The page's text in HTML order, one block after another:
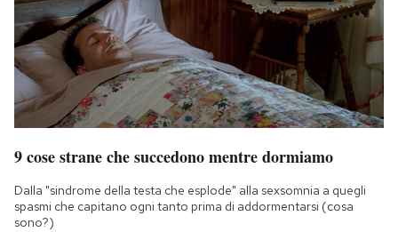
9 cose strane che succedono mentre dormiamo
Dalla "sindrome della testa che esplode" alla sexsomnia a quegli
spasmi che capitano ogni tanto prima di addormentarsi (cosa
sono?)